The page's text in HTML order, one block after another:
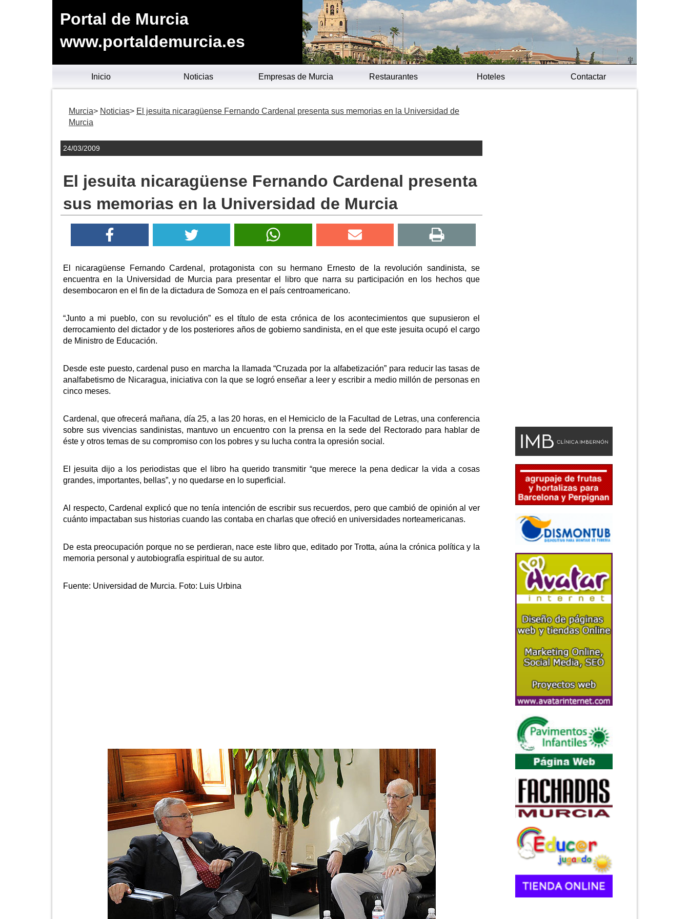
Portal de Murcia
www.portaldemurcia.es
Inicio Noticias Empresas de Murcia Restaurantes Hoteles Contactar
Murcia Noticias
El jesuita nicaragüense Fernando Cardenal presenta sus memorias en la Universidad de
Murcia
24/03/2009
El jesuita nicaragüense Fernando Cardenal presenta
sus memorias en la Universidad de Murcia
El nicaragüense Fernando Cardenal, protagonista con su hermano Ernesto de la revolución sandinista, se
encuentra en la Universidad de Murcia para presentar el libro que narra su participación en los hechos que
desembocaron en el fin de la dictadura de Somoza en el país centroamericano.
“Junto a mi pueblo, con su revolución” es el título de esta crónica de los acontecimientos que supusieron el
derrocamiento del dictador y de los posteriores años de gobierno sandinista, en el que este jesuita ocupó el cargo
de Ministro de Educación.
Desde este puesto, cardenal puso en marcha la llamada “Cruzada por la alfabetización” para reducir las tasas de
analfabetismo de Nicaragua, iniciativa con la que se logró enseñar a leer y escribir a medio millón de personas en
cinco meses.
Cardenal, que ofrecerá mañana, día 25, a las 20 horas, en el Hemiciclo de la Facultad de Letras, una conferencia
sobre sus vivencias sandinistas, mantuvo un encuentro con la prensa en la sede del Rectorado para hablar de
éste y otros temas de su compromiso con los pobres y su lucha contra la opresión social.
El jesuita dijo a los periodistas que el libro ha querido transmitir “que merece la pena dedicar la vida a cosas
grandes, importantes, bellas”, y no quedarse en lo superficial.
Al respecto, Cardenal explicó que no tenía intención de escribir sus recuerdos, pero que cambió de opinión al ver
cuánto impactaban sus historias cuando las contaba en charlas que ofreció en universidades norteamericanas.
De esta preocupación porque no se perdieran, nace este libro que, editado por Trotta, aúna la crónica política y la
memoria personal y autobiografía espiritual de su autor.
Fuente: Universidad de Murcia. Foto: Luis Urbina